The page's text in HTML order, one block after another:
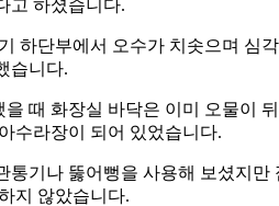
고 하셨습니다.
하단부에서 오수가 치솟으며 심
습니다.
때 화장실 바닥은 이미 오물이
수라장이 되어 있었습니다.
통기나 뚫어뻥을 사용해 보셨지만
지 않았습니다.